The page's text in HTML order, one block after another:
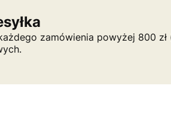
zamówienia powyżej 800